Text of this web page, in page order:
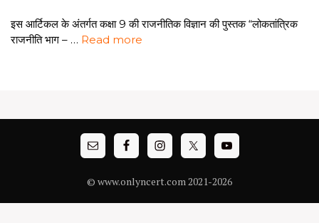
इस आर्टिकल के अंतर्गत कक्षा 9 की राजनीतिक विज्ञान की पुस्तक “लोकतांत्रिक
राजनीति भाग – … Read more
© www.onlyncert.com 2021-2026